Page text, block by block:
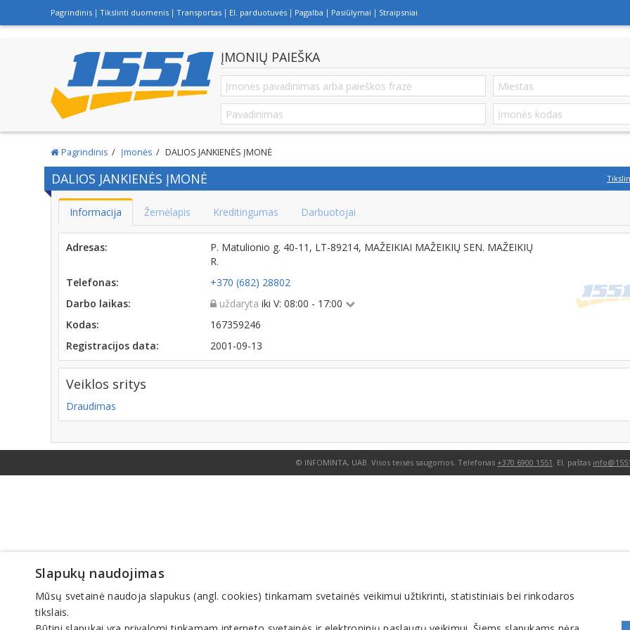
Pagrindinis Tikslinti duomenis Transportas El. parduotuvės Pagalba Pasiūlymai Straipsniai
ĮMONIŲ PAIEŠKA
Pagrindinis Įmonės DALIOS JANKIENĖS ĮMONĖ
DALIOS JANKIENĖS ĮMONĖ
Informacija Žemėlapis Kreditingumas Darbuotojai
Adresas:
P. Matulionio g. 40-11, LT-89214, MAŽEIKIAI MAŽEIKIŲ SEN. MAŽEIKIŲ
R.
Telefonas:
+370 (682) 28802
Darbo laikas:
uždaryta iki V: 08:00 - 17:00
Kodas:
167359246
Registracijos data:
2001-09-13
Veiklos sritys
Draudimas
© INFOMINTA, UAB. Visos teisės saugomos. Telefonas +370 6900 1551 . El. paštas
Slapukų naudojimas
Mūsų svetainė naudoja slapukus (angl. cookies) tinkamam svetainės veikimui užtikrinti, statistiniais bei rinkodaros
tikslais.